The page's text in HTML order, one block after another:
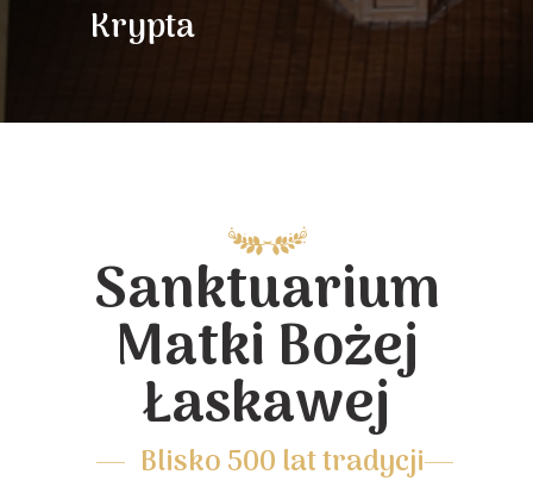
Krypta
Sanktuarium
Matki Bożej
Łaskawej
Blisko 500 lat tradycji